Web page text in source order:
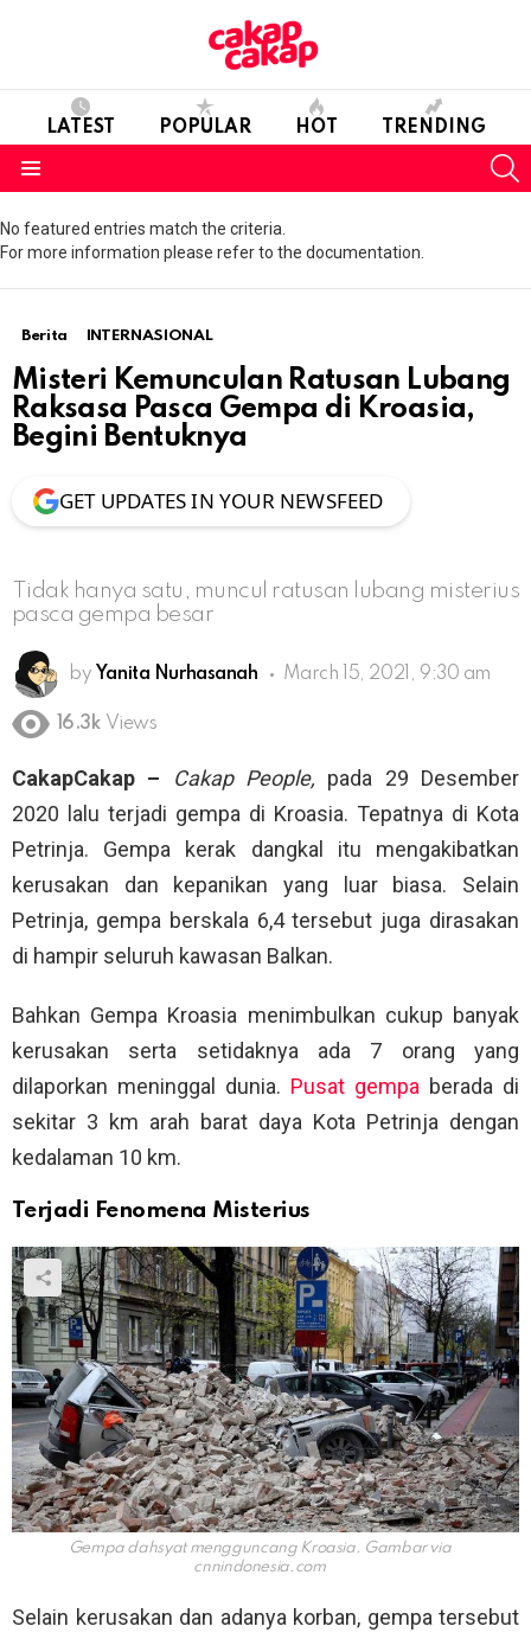
LATEST POPULAR HOT TRENDING
No featured entries match the criteria.
For more information please refer to the documentation.
Berita INTERNASIONAL
Misteri Kemunculan Ratusan Lubang
Raksasa Pasca Gempa di Kroasia,
Begini Bentuknya
GET UPDATES IN YOUR NEWSFEED
Tidak hanya satu, muncul ratusan lubang misterius
pasca gempa besar
by Yanita Nurhasanah March 15, 2021, 9:30 am
16.3k Views
CakapCakap – Cakap People, pada 29 Desember
2020 lalu terjadi gempa di Kroasia. Tepatnya di Kota
Petrinja. Gempa kerak dangkal itu mengakibatkan
kerusakan dan kepanikan yang luar biasa. Selain
Petrinja, gempa berskala 6,4 tersebut juga dirasakan
di hampir seluruh kawasan Balkan.
Bahkan Gempa Kroasia menimbulkan cukup banyak
kerusakan serta setidaknya ada 7 orang yang
dilaporkan meninggal dunia. Pusat gempa berada di
sekitar 3 km arah barat daya Kota Petrinja dengan
kedalaman 10 km.
Terjadi Fenomena Misterius
Gempa dahsyat mengguncang Kroasia. Gambar via
cnnindonesia.com
Selain kerusakan dan adanya korban, gempa tersebut